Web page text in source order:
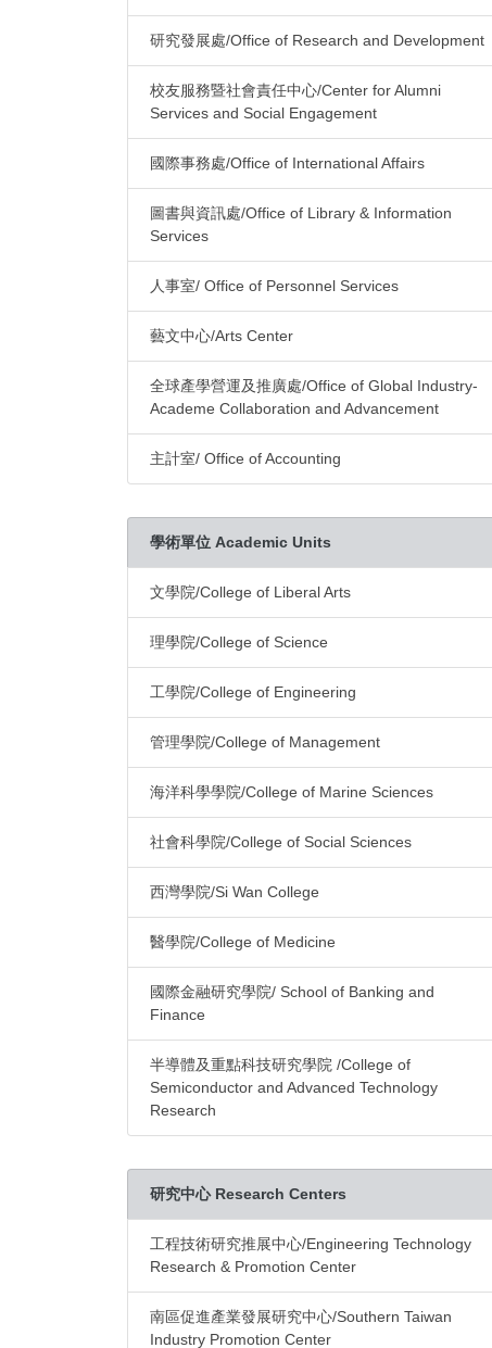
研究發展處/Office of Research and Development
校友服務暨社會責任中心/Center for Alumni
Services and Social Engagement
國際事務處/Office of International Affairs
圖書與資訊處/Office of Library & Information
Services
人事室/ Office of Personnel Services
藝文中心/Arts Center
全球產學營運及推廣處/Office of Global Industry-
Academe Collaboration and Advancement
主計室/ Office of Accounting
學術單位 Academic Units
文學院/College of Liberal Arts
理學院/College of Science
工學院/College of Engineering
管理學院/College of Management
海洋科學學院/College of Marine Sciences
社會科學院/College of Social Sciences
西灣學院/Si Wan College
醫學院/College of Medicine
國際金融研究學院/ School of Banking and
Finance
半導體及重點科技研究學院 /College of
Semiconductor and Advanced Technology
Research
研究中心 Research Centers
工程技術研究推展中心/Engineering Technology
Research & Promotion Center
南區促進產業發展研究中心/Southern Taiwan
Industry Promotion Center